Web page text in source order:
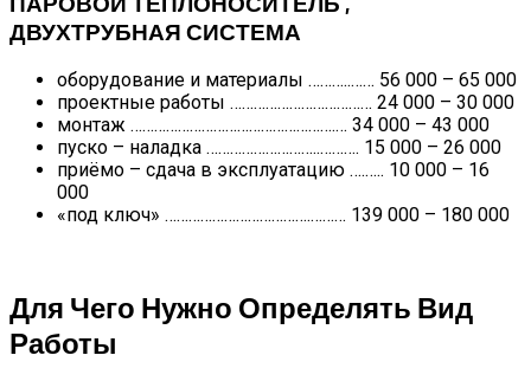
ДВУХТРУБНАЯ СИСТЕМА
оборудование и материалы ………..…… 56 000 – 65 000
проектные работы ……………………………… 24 000 – 30 000
монтаж …………………………………………….… 34 000 – 43 000
пуско – наладка ………………………..………. 15 000 – 26 000
приёмо – сдача в эксплуатацию ….….. 10 000 – 16
000
«под ключ» ……………………………….……… 139 000 – 180 000
Для Чего Нужно Определять Вид
Работы